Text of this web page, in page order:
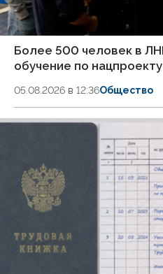
Более 500 человек в
обучение по
05.08.2026 в 12:36Общество